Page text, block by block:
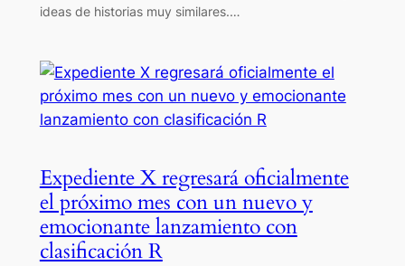
ideas de historias muy similares.…
Expediente X regresará oficialmente
el próximo mes con un nuevo y
emocionante lanzamiento con
clasificación R